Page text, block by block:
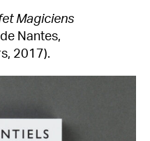
Magiciens
Nantes,
2017).